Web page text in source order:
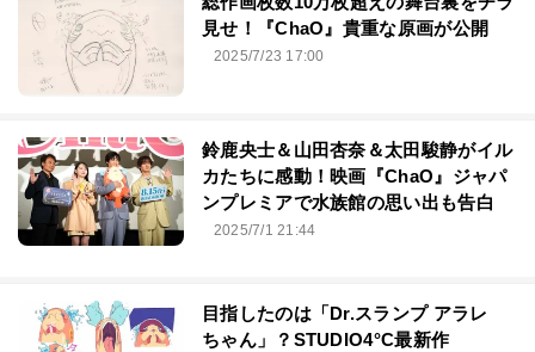
見せ！『ChaO』貴重な原画が公開
2025/7/23 17:00
鈴鹿央士＆山田杏奈＆太田駿静がイル
カたちに感動！映画『ChaO』ジャパ
ンプレミアで水族館の思い出も告白
2025/7/1 21:44
目指したのは「Dr.スランプ アラレ
ちゃん」？STUDIO4°C最新作